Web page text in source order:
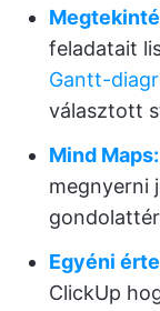
feladatait
Gantt-
választott
Mind Maps:
megnyerni
Egyéni
ClickUp